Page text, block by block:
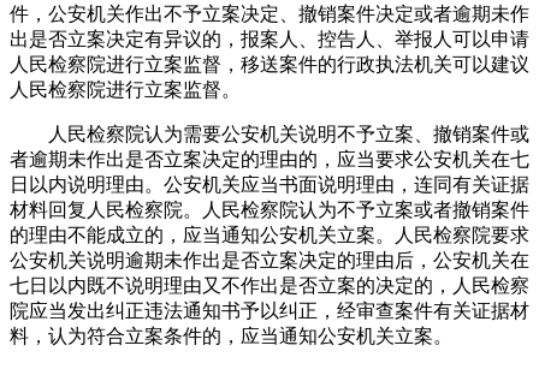
件，公安机关作出不予立案决定、撤销案件决定或者逾期未作
出是否立案决定有异议的，报案人、控告人、举报人可以申请
人民检察院进行立案监督，移送案件的行政执法机关可以建议
人民检察院进行立案监督。
人民检察院认为需要公安机关说明不予立案、撤销案件或
者逾期未作出是否立案决定的理由的，应当要求公安机关在七
日以内说明理由。公安机关应当书面说明理由，连同有关证据
材料回复人民检察院。人民检察院认为不予立案或者撤销案件
的理由不能成立的，应当通知公安机关立案。人民检察院要求
公安机关说明逾期未作出是否立案决定的理由后，公安机关在
七日以内既不说明理由又不作出是否立案的决定的，人民检察
院应当发出纠正违法通知书予以纠正，经审查案件有关证据材
料，认为符合立案条件的，应当通知公安机关立案。